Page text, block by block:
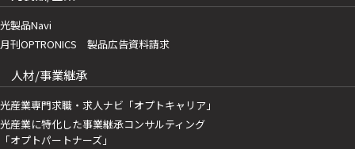
光製品Navi
月刊OPTRONICS 製品広告資料請求
人材/事業継承
光産業専門求職・求人ナビ「オプトキャリア」
光産業に特化した事業継承コンサルティング
「オプトパートナーズ」